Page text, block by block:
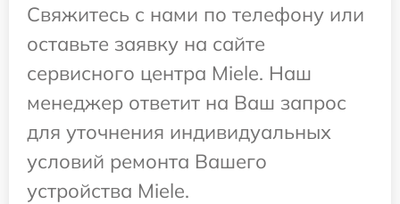
Свяжитесь с нами по телефону или
оставьте заявку на сайте
сервисного центра Miele. Наш
менеджер ответит на Ваш запрос
для уточнения индивидуальных
условий ремонта Вашего
устройства Miele.